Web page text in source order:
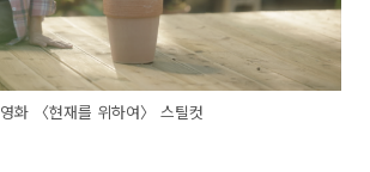
영화 〈현재를 위하여〉 스틸컷